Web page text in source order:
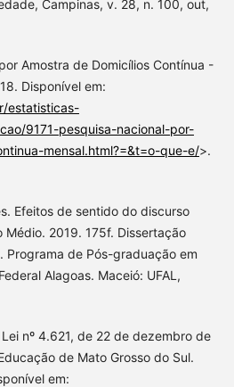
Campinas, v. 28, n. 100, out,
Amostra de Domicílios Contínua -
Disponível em:
estatisticas-
9171-pesquisa-nacional-por-
mensal.html?=&t=o-que-e/>.
Efeitos de sentido do discurso
2019. 175f. Dissertação
Programa de Pós-graduação em
Alagoas. Maceió: UFAL,
Lei nº 4.621, de 22 de dezembro de
de Mato Grosso do Sul.
em: